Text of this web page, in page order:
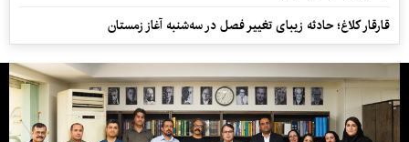
قارقار کلاغ؛ حادثه زیبای تغییر فصل در سه‌شنبه آغاز زمستان